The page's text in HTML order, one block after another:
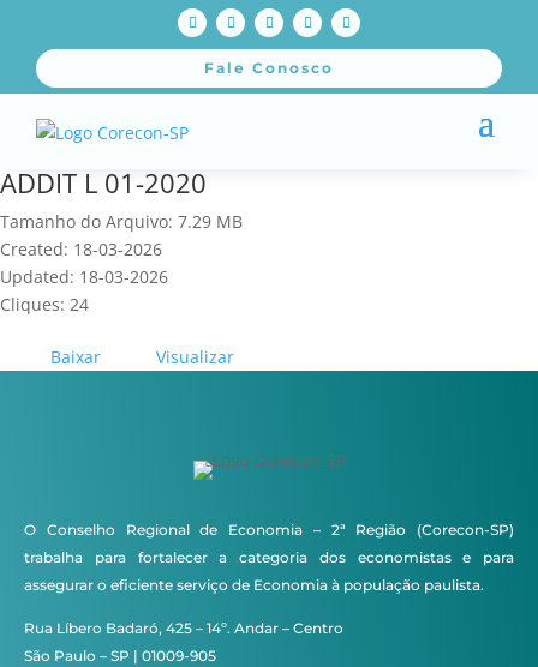
Fale Conosco
ADDIT L 01-2020
Tamanho do Arquivo: 7.29 MB
Created: 18-03-2026
Updated: 18-03-2026
Cliques: 24
Baixar Visualizar
O Conselho Regional de Economia – 2ª Região (Corecon-SP)
trabalha para fortalecer a categoria dos economistas e para
assegurar o eficiente serviço de Economia à população paulista.
Rua Líbero Badaró, 425 – 14º. Andar – Centro
São Paulo – SP | 01009-905